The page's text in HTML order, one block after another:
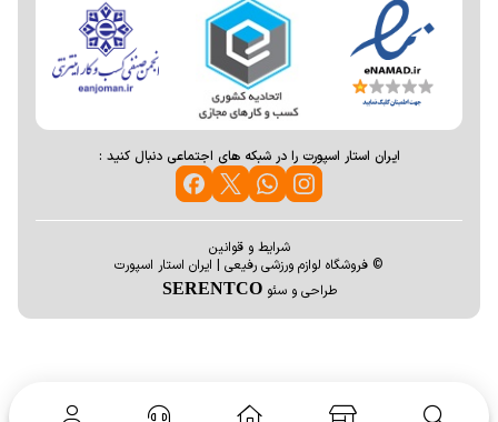
ایران استار اسپورت را در شبکه های اجتماعی دنبال کنید :
طراحی و سئوSERENTCO
© فروشگاه لوازم ورزشی رفیعی | ایران استار اسپورت
شرایط و قوانین